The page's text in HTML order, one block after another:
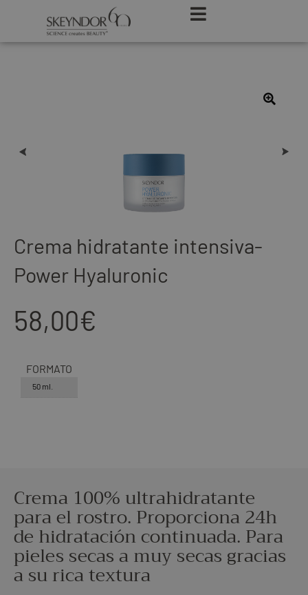
Crema hidratante intensiva-
Power Hyaluronic
58,00€
FORMATO
50 ml.
Crema 100% ultrahidratante
para el rostro. Proporciona 24h
de hidratación continuada. Para
pieles secas a muy secas gracias
a su rica textura